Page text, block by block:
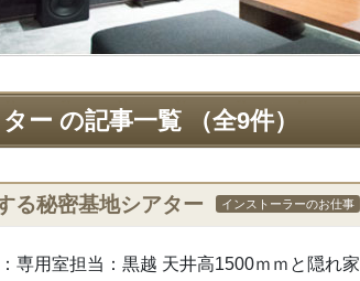
ー の記事一覧 （全9件）
る秘密基地シアター インストーラーのお仕事
専用室担当：黒越 天井高1500ｍｍと隠れ